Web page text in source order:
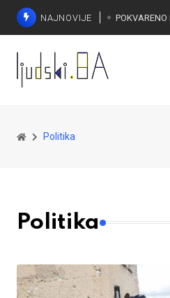
NAJNOVIJE
Politika
Politika